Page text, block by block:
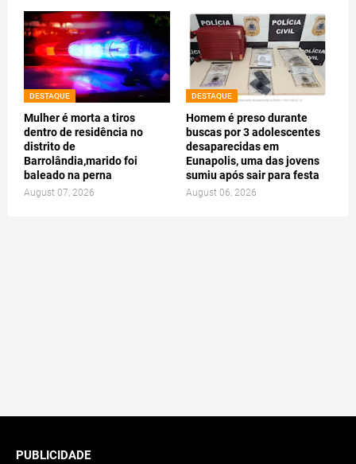
DESTAQUE
Mulher é morta a tiros
dentro de residência no
distrito de
Barrolândia,marido foi
baleado na perna
August 07, 2026
DESTAQUE
Homem é preso durante
buscas por 3 adolescentes
desaparecidas em
Eunapolis, uma das jovens
sumiu após sair para festa
August 06, 2026
PUBLICIDADE